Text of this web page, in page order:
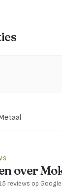
over
reviews op Google